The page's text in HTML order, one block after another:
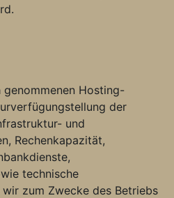
Hosting-
der
und
Rechenkapazität,
technische
zum Zwecke des Betriebs